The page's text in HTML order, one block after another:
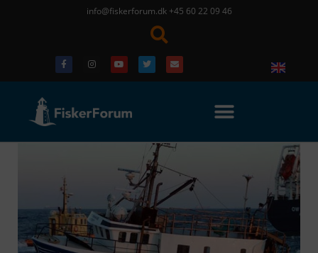
info@fiskerforum.dk +45 60 22 09 46